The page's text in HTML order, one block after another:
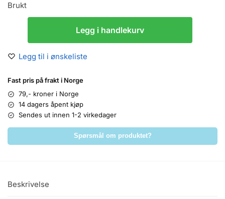
Brukt
Legg i handlekurv
Legg til i ønskeliste
Fast pris på frakt i Norge
79,- kroner i Norge
14 dagers åpent kjøp
Sendes ut innen 1-2 virkedager
Spørsmål om produktet?
Beskrivelse